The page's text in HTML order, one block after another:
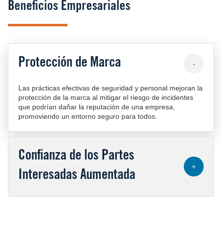
Beneficios Empresariales
Protección de Marca -
Las prácticas efectivas de seguridad y personal mejoran la
protección de la marca al mitigar el riesgo de incidentes
que podrían dañar la reputación de una empresa,
promoviendo un entorno seguro para todos.
Confianza de los Partes
Interesadas Aumentada
+